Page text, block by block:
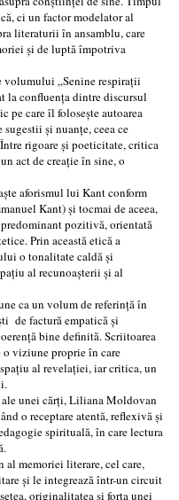
ci un factor modelator al
literaturii în ansamblu, care
și de luptă împotriva
volumului „Senine respirații
la confluența dintre discursul
pe care îl folosește autoarea
și nuanțe, ceea ce
rigoare și poeticitate, critica
act de creație în sine, o
aforismul lui Kant conform
Kant) și tocmai de aceea,
pozitivă, orientată
Prin această etică a
o tonalitate caldă și
al recunoașterii și al
ca un volum de referință în
de factură empatică și
bine definită. Scriitoarea
viziune proprie în care
al revelației, iar critica, un
unei cărți, Liliana Moldovan
o receptare atentă, reflexivă și
spirituală, în care lectura
memoriei literare, cel care,
și le integrează într-un circuit
originalitatea și forța unei